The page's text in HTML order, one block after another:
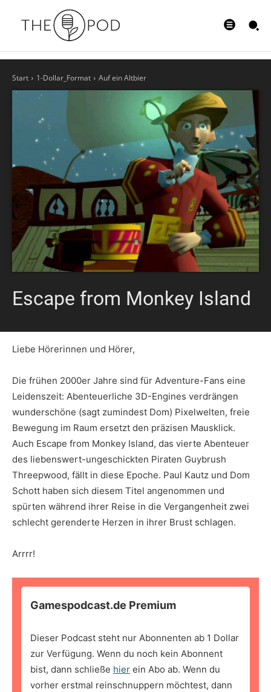
Start 1-Dollar_Format Auf ein Altbier
Escape from Monkey Island
Liebe Hörerinnen und Hörer,
Die frühen 2000er Jahre sind für Adventure-Fans eine
Leidenszeit: Abenteuerliche 3D-Engines verdrängen
wunderschöne (sagt zumindest Dom) Pixelwelten, freie
Bewegung im Raum ersetzt den präzisen Mausklick.
Auch Escape from Monkey Island, das vierte Abenteuer
des liebenswert-ungeschickten Piraten Guybrush
Threepwood, fällt in diese Epoche. Paul Kautz und Dom
Schott haben sich diesem Titel angenommen und
spürten während ihrer Reise in die Vergangenheit zwei
schlecht gerenderte Herzen in ihrer Brust schlagen.
Arrrr!
Gamespodcast.de Premium
Dieser Podcast steht nur Abonnenten ab 1 Dollar
zur Verfügung. Wenn du noch kein Abonnent
bist, dann schließe hier ein Abo ab. Wenn du
vorher erstmal reinschnuppern möchtest, dann